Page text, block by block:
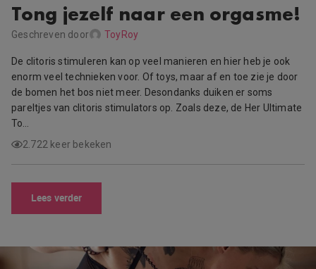
Tong jezelf naar een orgasme!
Geschreven door ToyRoy
De clitoris stimuleren kan op veel manieren en hier heb je ook
enorm veel technieken voor. Of toys, maar af en toe zie je door
de bomen het bos niet meer. Desondanks duiken er soms
pareltjes van clitoris stimulators op. Zoals deze, de Her Ultimate
To…
2.722 keer bekeken
Lees verder